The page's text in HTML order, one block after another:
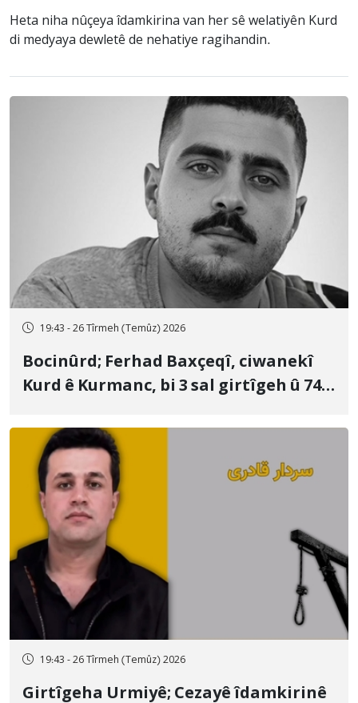
Heta niha nûçeya îdamkirina van her sê welatiyên Kurd
di medyaya dewletê de nehatiye ragihandin.
19:43 - 26 Tîrmeh (Temûz) 2026
Bocinûrd; Ferhad Baxçeqî, ciwanekî
Kurd ê Kurmanc, bi 3 sal girtîgeh û 74
19:43 - 26 Tîrmeh (Temûz) 2026
Girtîgeha Urmiyê; Cezayê îdamkirinê